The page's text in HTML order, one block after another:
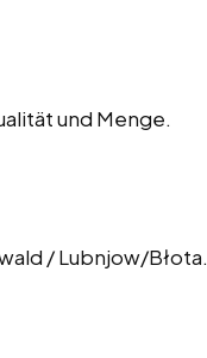
und Menge.
/ Lubnjow/Błota.